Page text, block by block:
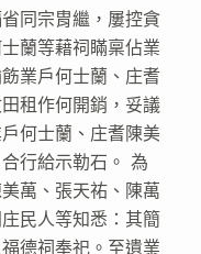
同宗胄繼，屢控貪
蘭等藉祠瞞稟佔業
業戶何士蘭、庄耆
租作何開銷，妥議
何士蘭、庄耆陳美
行給示勒石。 為
萬、張天祐、陳萬
民人等知悉：其簡
德祠奉祀。至遺業